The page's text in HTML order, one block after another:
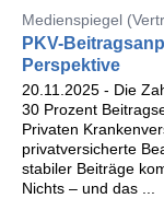
Medienspiegel
PKV-
Perspektive
20.11.2025 - Die
30 Prozent
Privaten
privatversicherte
stabiler Beiträge
Nichts – und das ...